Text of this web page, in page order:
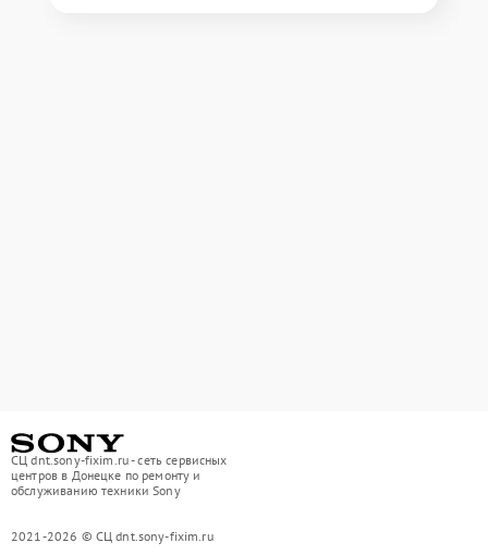
СЦ dnt.sony-fixim.ru - сеть сервисных
центров в Донецке по ремонту и
обслуживанию техники Sony
2021-2026 © СЦ dnt.sony-fixim.ru